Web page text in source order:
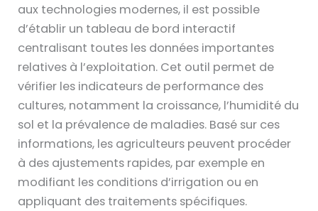
aux technologies modernes, il est possible
d’établir un tableau de bord interactif
centralisant toutes les données importantes
relatives à l’exploitation. Cet outil permet de
vérifier les indicateurs de performance des
cultures, notamment la croissance, l’humidité du
sol et la prévalence de maladies. Basé sur ces
informations, les agriculteurs peuvent procéder
à des ajustements rapides, par exemple en
modifiant les conditions d’irrigation ou en
appliquant des traitements spécifiques.